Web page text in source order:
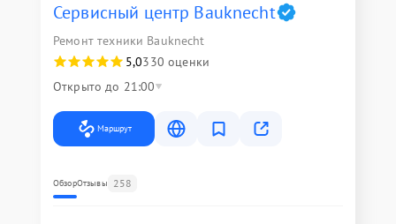
Сервисный центр Bauknecht
Ремонт техники Bauknecht
5,0330 оценки
Открыто до 21:00
Маршрут
ОбзорОтзывы 258